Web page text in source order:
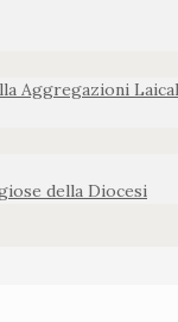
Aggregazioni
della Diocesi